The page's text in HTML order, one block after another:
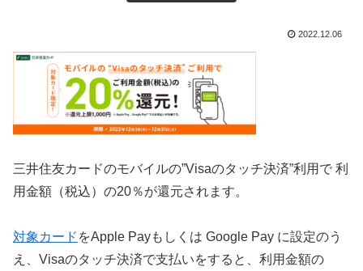
2022.12.06
三井住友カードのモバイルの”Visaのタッチ決済”利用で 利
用金額（税込）の20％が還元されます。
対象カード をApple Payもしくは Google Pay に設定のう
え、Visaのタッチ決済で支払いをすると、利用金額の